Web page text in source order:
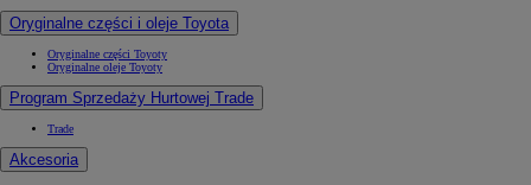
Oryginalne części i oleje Toyota
Oryginalne części Toyoty
Oryginalne oleje Toyoty
Program Sprzedaży Hurtowej Trade
Trade
Akcesoria